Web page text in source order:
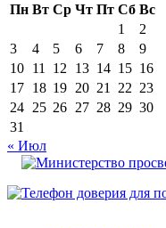
Пн Вт Ср Чт Пт Сб Вс
1
2
3
4 5 6 7 8
9
10 11 12 13 14 15 16
17 18 19 20 21 22 23
24 25 26 27 28 29 30
31
« Июл